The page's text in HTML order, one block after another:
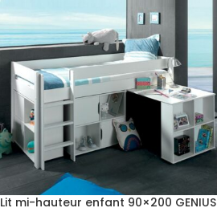
Lit mi-hauteur enfant 90×200 GENIUS